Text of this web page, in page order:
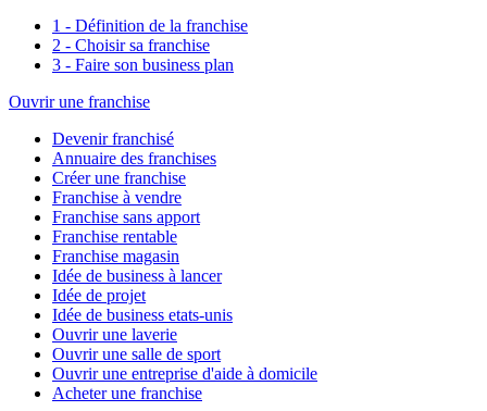
1 - Définition de la franchise
2 - Choisir sa franchise
3 - Faire son business plan
Ouvrir une franchise
Devenir franchisé
Annuaire des franchises
Créer une franchise
Franchise à vendre
Franchise sans apport
Franchise rentable
Franchise magasin
Idée de business à lancer
Idée de projet
Idée de business etats-unis
Ouvrir une laverie
Ouvrir une salle de sport
Ouvrir une entreprise d'aide à domicile
Acheter une franchise